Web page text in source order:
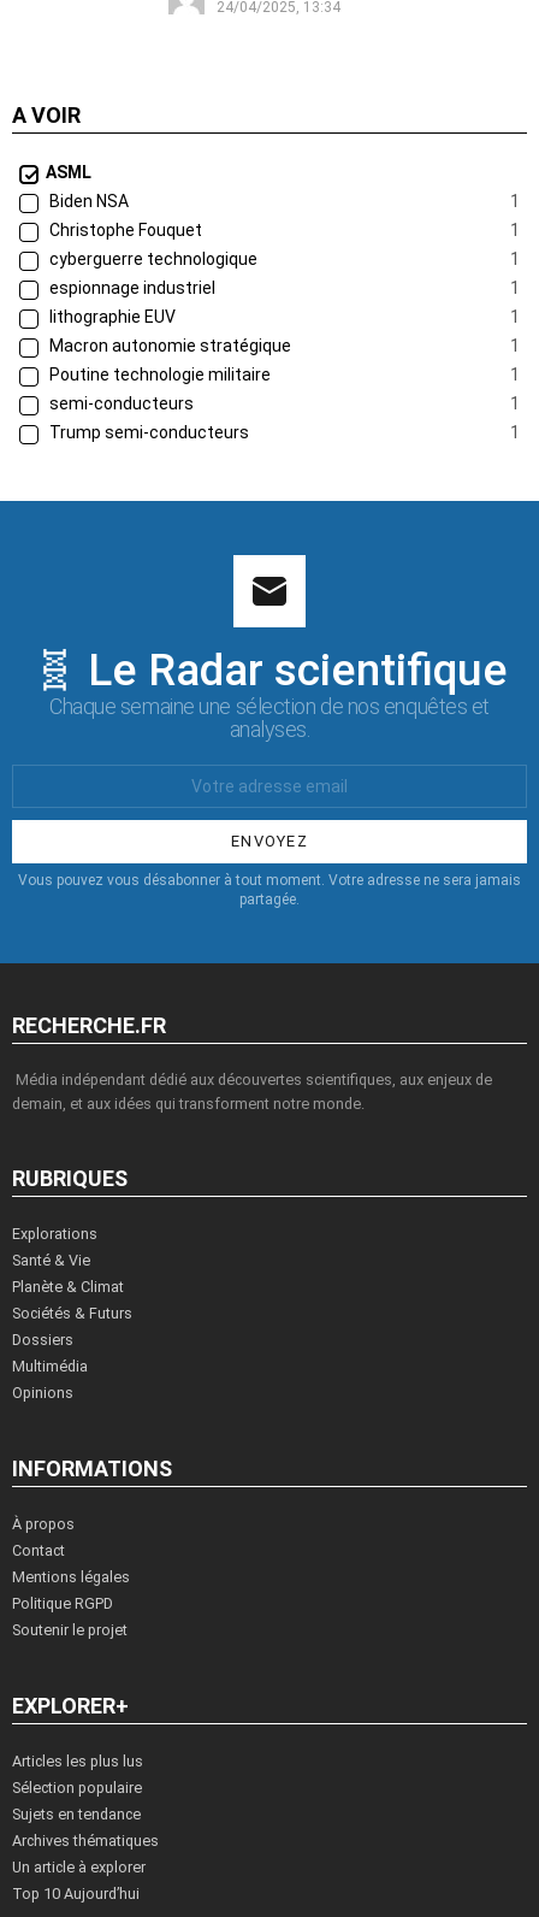
24/04/2025, 13:34
A VOIR
ASML
Biden NSA
1
Christophe Fouquet
1
cyberguerre technologique
1
espionnage industriel
1
lithographie EUV
1
Macron autonomie stratégique
1
Poutine technologie militaire
1
semi-conducteurs
1
Trump semi-conducteurs
1
🧬 Le Radar scientifique
Chaque semaine une sélection de nos enquêtes et
analyses.
:
Vous pouvez vous désabonner à tout moment. Votre adresse ne sera jamais
partagée.
RECHERCHE.FR
Média indépendant dédié aux découvertes scientifiques, aux enjeux de
demain, et aux idées qui transforment notre monde.
RUBRIQUES
Explorations
Santé & Vie
Planète & Climat
Sociétés & Futurs
Dossiers
Multimédia
Opinions
INFORMATIONS
À propos
Contact
Mentions légales
Politique RGPD
Soutenir le projet
EXPLORER+
Articles les plus lus
Sélection populaire
Sujets en tendance
Archives thématiques
Un article à explorer
Top 10 Aujourd’hui